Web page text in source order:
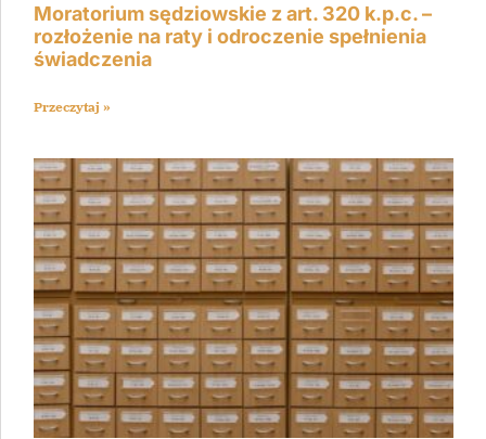
Moratorium sędziowskie z art. 320 k.p.c. –
rozłożenie na raty i odroczenie spełnienia
świadczenia
Przeczytaj »